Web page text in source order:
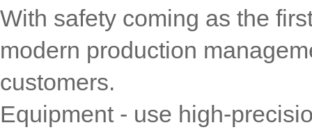
With safety coming as the
modern production
customers.
Equipment - use high-